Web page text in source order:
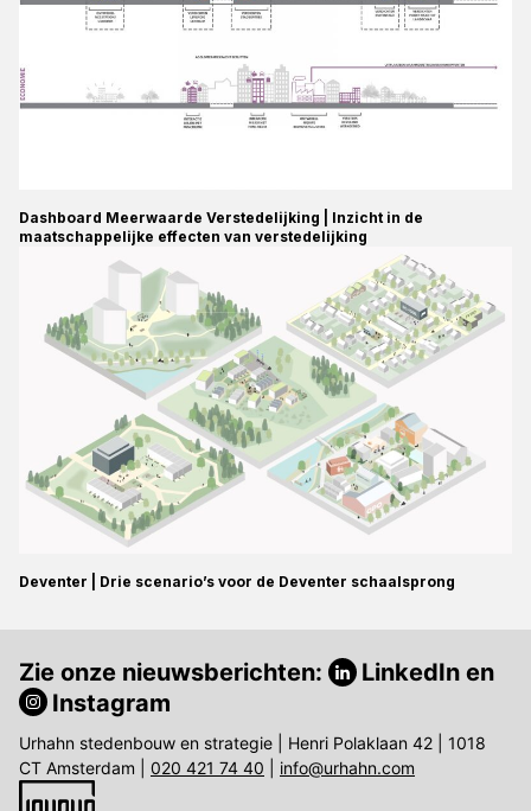
Dashboard Meerwaarde Verstedelijking | Inzicht in de
maatschappelijke effecten van verstedelijking
Deventer | Drie scenario’s voor de Deventer schaalsprong
Zie onze nieuwsberichten: LinkedIn en
Instagram
Urhahn stedenbouw en strategie | Henri Polaklaan 42 | 1018
CT Amsterdam | 020 421 74 40 info@urhahn.com